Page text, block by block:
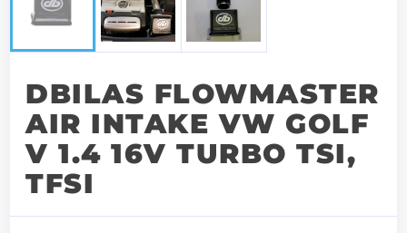
DBILAS FLOWMASTER
AIR INTAKE VW GOLF
V 1.4 16V TURBO TSI,
TFSI